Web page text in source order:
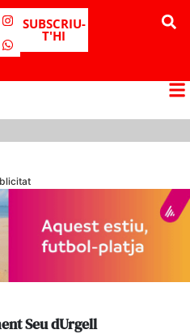
SUBSCRIU-
T'HI
Seu dUrgell